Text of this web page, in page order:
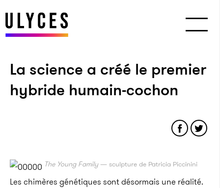
La science a créé le premier
hybride humain-cochon
The Young Family— sculpture de Patricia Piccinini
Les chimères génétiques sont désormais une réalité.